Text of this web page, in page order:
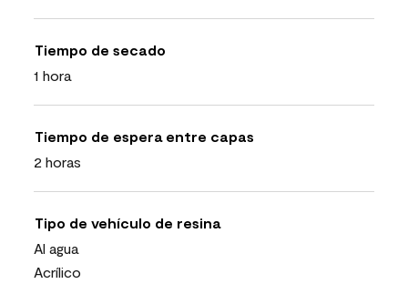
Tiempo de secado
1 hora
Tiempo de espera entre capas
2 horas
Tipo de vehículo de resina
Al agua
Acrílico